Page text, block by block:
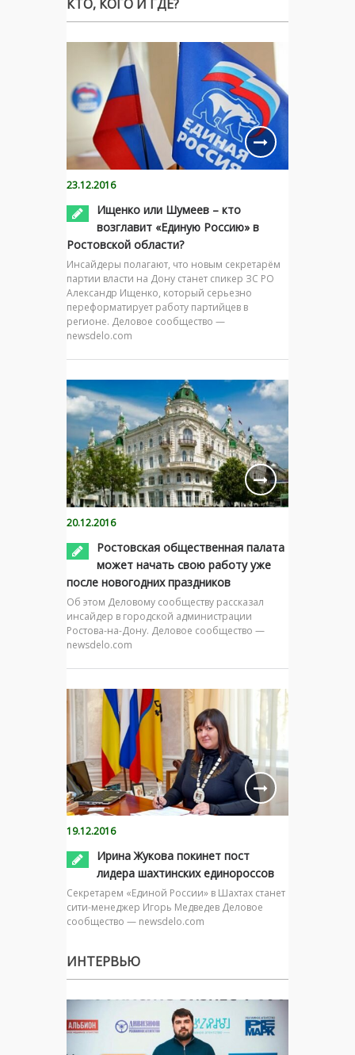
КТО, КОГО И ГДЕ?
23.12.2016
Ищенко или Шумеев – кто
возглавит «Единую Россию» в
Ростовской области?
Инсайдеры полагают, что новым секретарём
партии власти на Дону станет спикер ЗС РО
Александр Ищенко, который серьезно
переформатирует работу партийцев в
регионе. Деловое сообщество —
newsdelo.com
20.12.2016
Ростовская общественная палата
может начать свою работу уже
после новогодних праздников
Об этом Деловому сообществу рассказал
инсайдер в городской администрации
Ростова-на-Дону. Деловое сообщество —
newsdelo.com
19.12.2016
Ирина Жукова покинет пост
лидера шахтинских единороссов
Секретарем «Единой России» в Шахтах станет
сити-менеджер Игорь Медведев Деловое
сообщество — newsdelo.com
ИНТЕРВЬЮ